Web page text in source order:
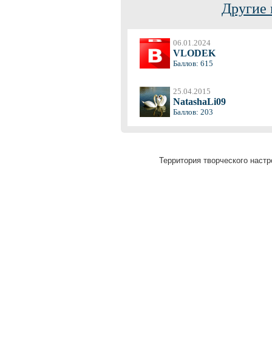
Другие
06.01.2024
VLODEK
Баллов: 615
25.04.2015
NatashaLi09
Баллов: 203
Территория творческого